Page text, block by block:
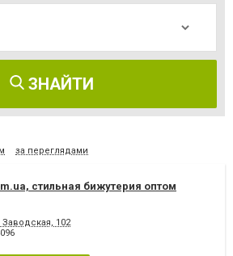
ЗНАЙТИ
за переглядами
стильная бижутерия оптом
102